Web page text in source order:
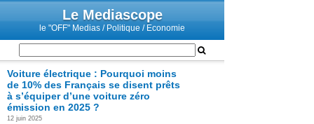
Le Mediascope
le "OFF" Medias / Politique / Economie
Voiture électrique : Pourquoi moins
de 10% des Français se disent prêts
à s’équiper d’une voiture zéro
émission en 2025 ?
12 juin 2025